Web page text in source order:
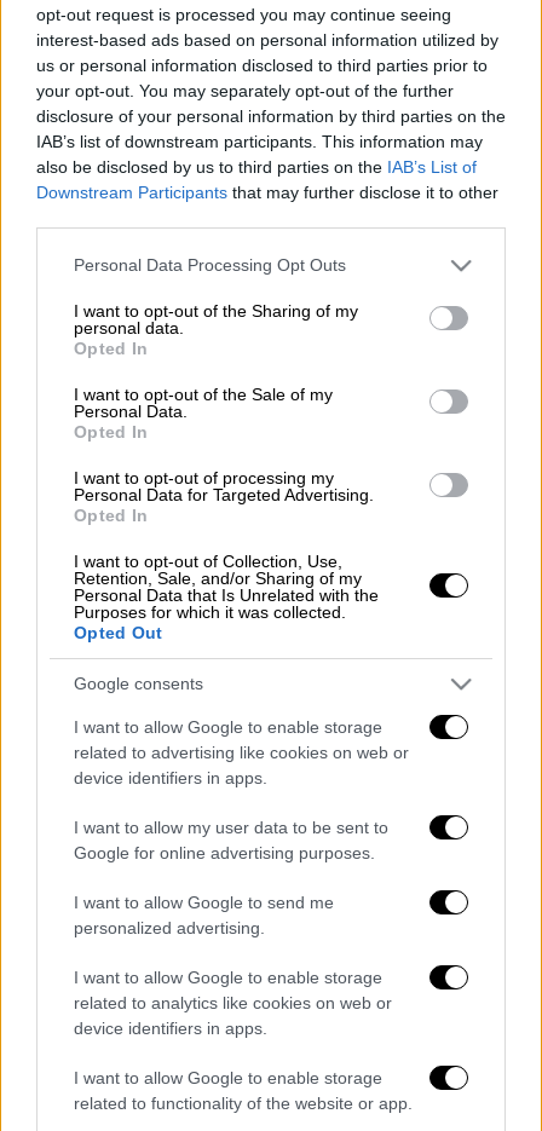
opt-out request is processed you may continue seeing
interest-based ads based on personal information utilized by
us or personal information disclosed to third parties prior to
your opt-out. You may separately opt-out of the further
disclosure of your personal information by third parties on the
IAB’s list of downstream participants. This information may
also be disclosed by us to third parties on the IAB’s List of
Downstream Participants that may further disclose it to other
Please note that this website/app uses one or more Google
not limited to your visit or usage behaviour. You may click to
grant or deny consent to Google and its third-party tags to
use your data for below specified purposes in below Google
consent section.
Personal Data Processing Opt Outs
I want to opt-out of the Sharing of my
personal data.
Opted In
I want to opt-out of the Sale of my
Personal Data.
Opted In
I want to opt-out of processing my
Personal Data for Targeted Advertising.
Opted In
I want to opt-out of Collection, Use,
Retention, Sale, and/or Sharing of my
Personal Data that Is Unrelated with the
Purposes for which it was collected.
Opted Out
Google consents
I want to allow Google to enable storage
related to advertising like cookies on web or
device identifiers in apps.
I want to allow my user data to be sent to
Google for online advertising purposes.
I want to allow Google to send me
personalized advertising.
I want to allow Google to enable storage
related to analytics like cookies on web or
device identifiers in apps.
I want to allow Google to enable storage
related to functionality of the website or app.
Σεισμόςσημειώθηκε στις 22:48ο οποίος
έγινε αισθητός στην Αθήνα και την Αττική
Σύμφωνα με τηναυτόματη λύση του
Γεωδυναμικού Ινστιτούτου, ο σεισμός ήταν
μεγέθους 4,1 βαθμών της κλίμακας Ρίχτερ
καιμε επίκεντροτηνΕύβοια.
ΔΙΑΒΑΣΤΕ ΕΠΙΣΗΣ
Ελλάδα|08.06.2026 21:47
Νέος σεισμός 3,5 Ρίχτερ στην Εύβοια
- «Κουνήθηκε» και η Αθήνα
Συγκεκριμένα, το επίκεντρο ήταν
χιλιόμετρα νοτιοανατολικάτης Λίμνης
Ευβοίας. Τοεστιακό βάθοςανέρχεται σε
17,6 χιλιόμετρα.
Τα σχολιά σας δημοσιεύονται άμεσα με δική σας ευθύνη. Το
ΕΘΝΟΣ θα παρεμβαίνει και τα προσβλητικά σχόλια θα
καταχώρηση
Διαβάστε ακόμη